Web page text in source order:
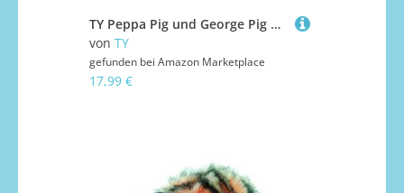
TY Peppa Pig und George Pig Bouncy Balls 2er-Set – Weiche Plüschtiere für Kinder – Kuschelige Sammelfiguren – Geschenk für Jungen & Mädchen
von TY
gefunden bei Amazon Marketplace
17,99 €